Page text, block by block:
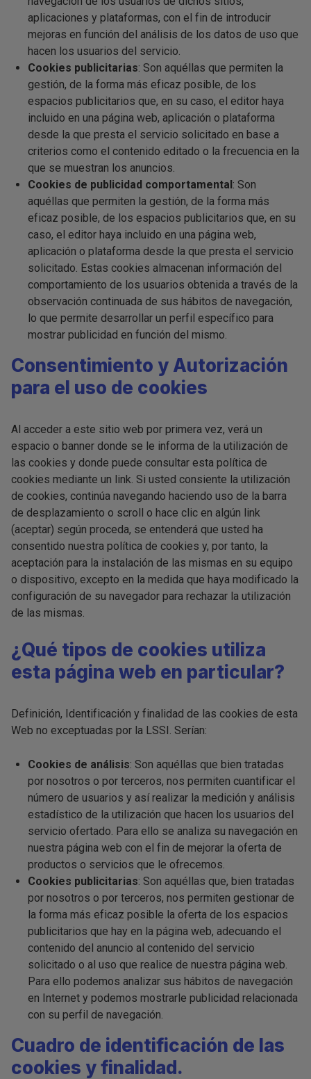
aplicaciones y plataformas, con el fin de introducir
mejoras en función del análisis de los datos de uso que
hacen los usuarios del servicio.
Cookies publicitarias: Son aquéllas que permiten la
gestión, de la forma más eficaz posible, de los
espacios publicitarios que, en su caso, el editor haya
incluido en una página web, aplicación o plataforma
desde la que presta el servicio solicitado en base a
criterios como el contenido editado o la frecuencia en la
que se muestran los anuncios.
Cookies de publicidad comportamental: Son
aquéllas que permiten la gestión, de la forma más
eficaz posible, de los espacios publicitarios que, en su
caso, el editor haya incluido en una página web,
aplicación o plataforma desde la que presta el servicio
solicitado. Estas cookies almacenan información del
comportamiento de los usuarios obtenida a través de la
observación continuada de sus hábitos de navegación,
lo que permite desarrollar un perfil específico para
mostrar publicidad en función del mismo.
Consentimiento y Autorización
para el uso de cookies
Al acceder a este sitio web por primera vez, verá un
espacio o banner donde se le informa de la utilización de
las cookies y donde puede consultar esta política de
cookies mediante un link. Si usted consiente la utilización
de cookies, continúa navegando haciendo uso de la barra
de desplazamiento o scroll o hace clic en algún link
(aceptar) según proceda, se entenderá que usted ha
consentido nuestra política de cookies y, por tanto, la
aceptación para la instalación de las mismas en su equipo
o dispositivo, excepto en la medida que haya modificado la
configuración de su navegador para rechazar la utilización
de las mismas.
¿Qué tipos de cookies utiliza
esta página web en particular?
Definición, Identificación y finalidad de las cookies de esta
Web no exceptuadas por la LSSI. Serían:
Cookies de análisis: Son aquéllas que bien tratadas
por nosotros o por terceros, nos permiten cuantificar el
número de usuarios y así realizar la medición y análisis
estadístico de la utilización que hacen los usuarios del
servicio ofertado. Para ello se analiza su navegación en
nuestra página web con el fin de mejorar la oferta de
productos o servicios que le ofrecemos.
Cookies publicitarias: Son aquéllas que, bien tratadas
por nosotros o por terceros, nos permiten gestionar de
la forma más eficaz posible la oferta de los espacios
publicitarios que hay en la página web, adecuando el
contenido del anuncio al contenido del servicio
solicitado o al uso que realice de nuestra página web.
Para ello podemos analizar sus hábitos de navegación
en Internet y podemos mostrarle publicidad relacionada
con su perfil de navegación.
Cuadro de identificación de las
cookies y finalidad.